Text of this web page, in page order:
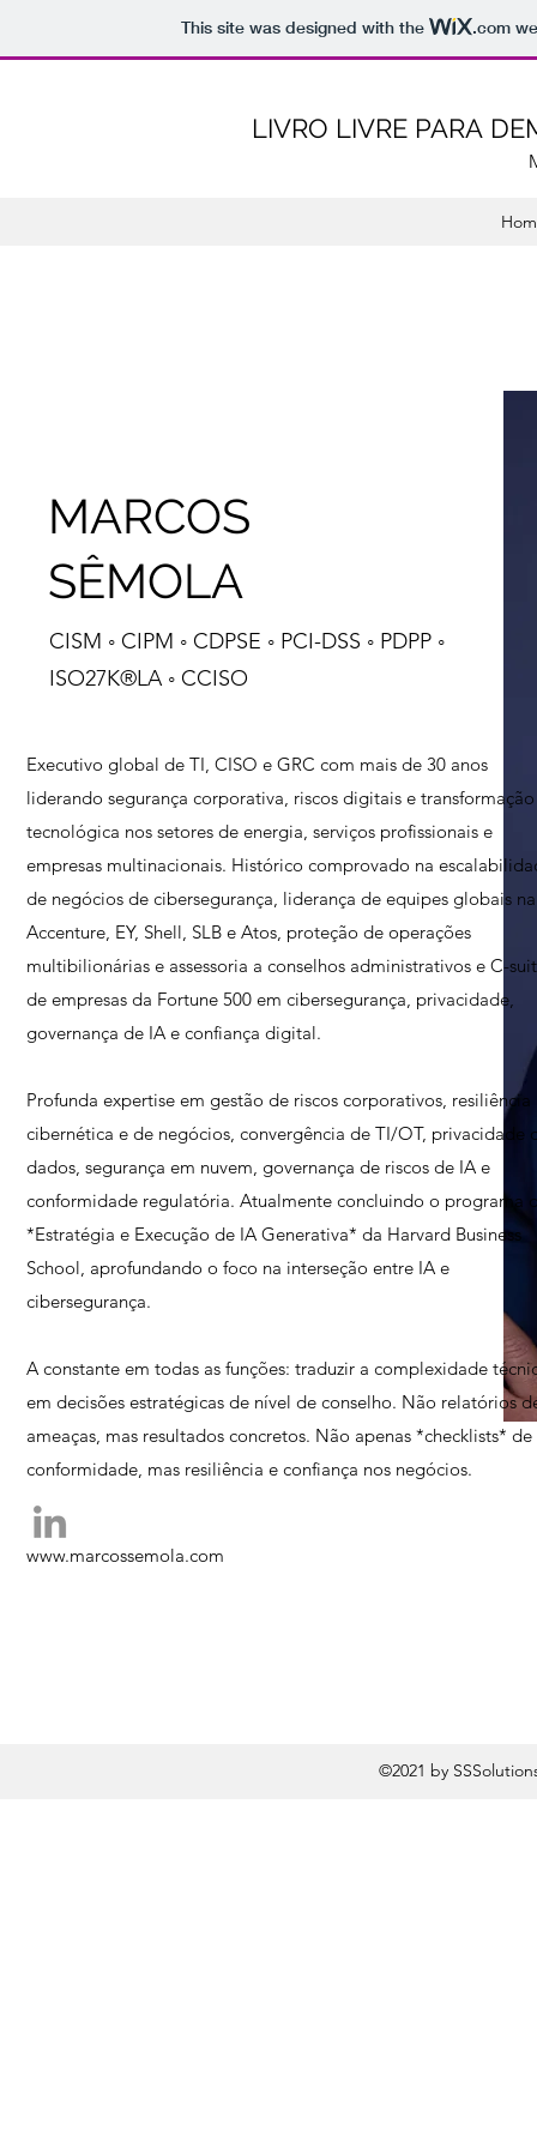
This site was designed with the .com
LIVRO LIVRE PARA
MARCOS
SÊMOLA
CISM ◦ CIPM ◦ CDPSE ◦ PCI-DSS ◦ PDPP ◦
ISO27K®LA ◦ CCISO
Executivo global de TI, CISO e GRC com mais de 30 anos
liderando segurança corporativa, riscos digitais e transformação
tecnológica nos setores de energia, serviços profissionais e
empresas multinacionais. Histórico comprovado na
de negócios de cibersegurança, liderança de equipes globais na
Accenture, EY, Shell, SLB e Atos, proteção de operações
multibilionárias e assessoria a conselhos administrativos e C-
de empresas da Fortune 500 em cibersegurança, privacidade,
governança de IA e confiança digital.
Profunda expertise em gestão de riscos corporativos, resiliência
cibernética e de negócios, convergência de TI/OT, privacidade
dados, segurança em nuvem, governança de riscos de IA e
conformidade regulatória. Atualmente concluindo o programa
*Estratégia e Execução de IA Generativa* da Harvard Business
School, aprofundando o foco na interseção entre IA e
cibersegurança.
A constante em todas as funções: traduzir a complexidade
em decisões estratégicas de nível de conselho. Não relatórios
ameaças, mas resultados concretos. Não apenas *checklists* de
conformidade, mas resiliência e confiança nos negócios.
www.marcossemola.com
©2021 by